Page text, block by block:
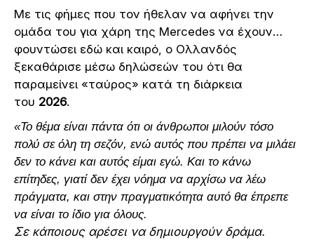
Με τις φήμες που τον ήθελαν να αφήνει την
ομάδα του για χάρη της Mercedes να έχουν…
φουντώσει εδώ και καιρό, ο Ολλανδός
ξεκαθάρισε μέσω δηλώσεών του ότι θα
παραμείνει «ταύρος» κατά τη διάρκεια
του 2026.
«Το θέμα είναι πάντα ότι οι άνθρωποι μιλούν τόσο
πολύ σε όλη τη σεζόν, ενώ αυτός που πρέπει να μιλάει
δεν το κάνει και αυτός είμαι εγώ. Και το κάνω
επίτηδες, γιατί δεν έχει νόημα να αρχίσω να λέω
πράγματα, και στην πραγματικότητα αυτό θα έπρεπε
να είναι το ίδιο για όλους.
Σε κάποιους αρέσει να δημιουργούν δράμα.